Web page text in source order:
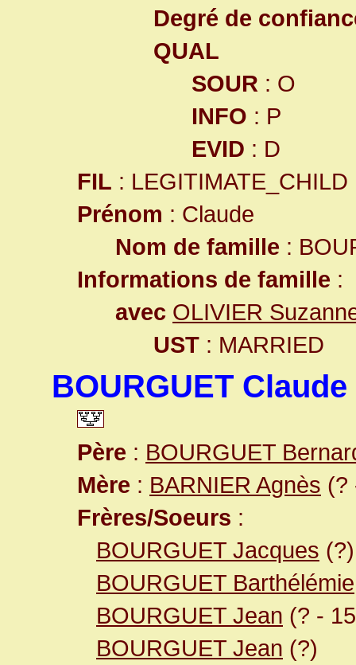
Degré de
QUAL
SOUR : O
INFO : P
EVID : D
FIL : LEGITIMATE_CHILD
Prénom : Claude
Nom de famille :
Informations de famille :
avec OLIVIER
UST : MARRIED
BOURGUET Claude
Père : BOURGUET
Mère : BARNIER Agnès (?
Frères/Soeurs :
BOURGUET Jacques (?)
BOURGUET Barthélémie
BOURGUET Jean (? -
BOURGUET Jean (?)